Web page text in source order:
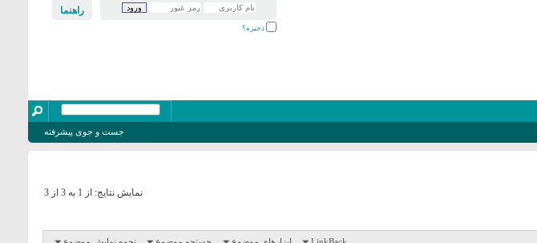
راهنما
ذخیره؟
جست و جوی پیشرفته
نمایش نتایج: از 1 به 3 از 3